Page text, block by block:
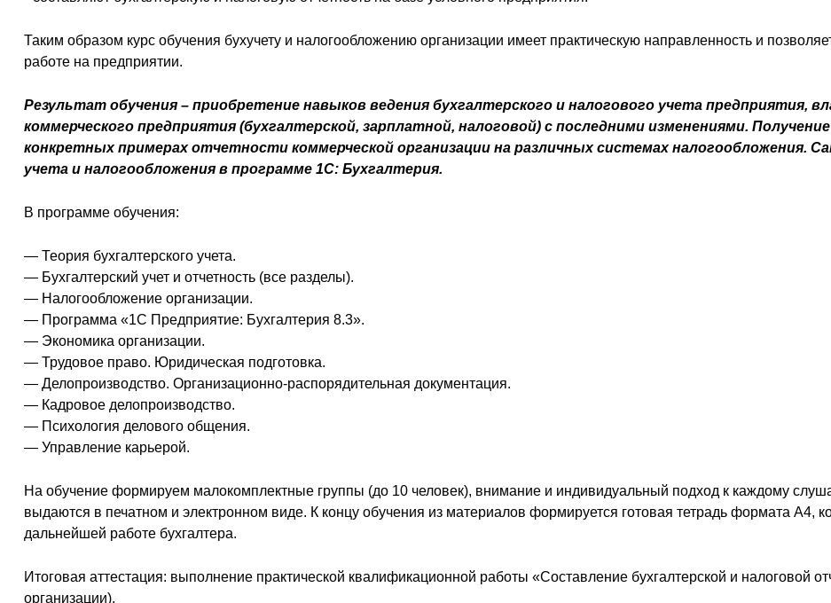
Таким образом курс обучения бухучету и налогообложению организации имеет практическую направленность и
работе на предприятии.
Результат обучения – приобретение навыков ведения бухгалтерского и налогового учета предприятия,
коммерческого предприятия (бухгалтерской, зарплатной, налоговой) с последними изменениями.
конкретных примерах отчетности коммерческой организации на различных системах налогообложения.
учета и налогообложения в программе 1С: Бухгалтерия.
В программе обучения:
— Теория бухгалтерского учета.
— Бухгалтерский учет и отчетность (все разделы).
— Налогообложение организации.
— Программа «1С Предприятие: Бухгалтерия 8.3».
— Экономика организации.
— Трудовое право. Юридическая подготовка.
— Делопроизводство. Организационно-распорядительная документация.
— Кадровое делопроизводство.
— Психология делового общения.
— Управление карьерой.
На обучение формируем малокомплектные группы (до 10 человек), внимание и индивидуальный подход к каждому
выдаются в печатном и электронном виде. К концу обучения из материалов формируется готовая тетрадь формата А4,
дальнейшей работе бухгалтера.
Итоговая аттестация: выполнение практической квалификационной работы «Составление бухгалтерской и налоговой
организации).